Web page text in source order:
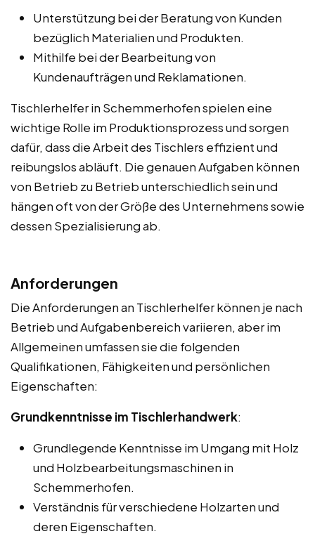
Unterstützung bei der Beratung von Kunden
bezüglich Materialien und Produkten.
Mithilfe bei der Bearbeitung von
Kundenaufträgen und Reklamationen.
Tischlerhelfer in Schemmerhofen spielen eine
wichtige Rolle im Produktionsprozess und sorgen
dafür, dass die Arbeit des Tischlers effizient und
reibungslos abläuft. Die genauen Aufgaben können
von Betrieb zu Betrieb unterschiedlich sein und
hängen oft von der Größe des Unternehmens sowie
dessen Spezialisierung ab.
Anforderungen
Die Anforderungen an Tischlerhelfer können je nach
Betrieb und Aufgabenbereich variieren, aber im
Allgemeinen umfassen sie die folgenden
Qualifikationen, Fähigkeiten und persönlichen
Eigenschaften:
Grundkenntnisse im Tischlerhandwerk:
Grundlegende Kenntnisse im Umgang mit Holz
und Holzbearbeitungsmaschinen in
Schemmerhofen.
Verständnis für verschiedene Holzarten und
deren Eigenschaften.